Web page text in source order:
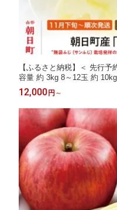
【ふるさと納税】＜ 先行
容量 約 3kg 8～12玉 約
月下旬発送】 山形県 朝日町
檎 秋 冬 送料無料
12,000 円 ～